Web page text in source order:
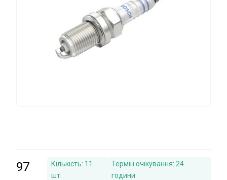
97 Кількість: 11
шт.
Термін очікування: 24
години